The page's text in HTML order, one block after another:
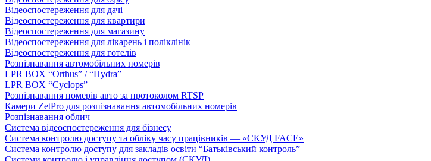
Відеоспостереження для дачі
Відеоспостереження для квартири
Відеоспостереження для магазину
Відеоспостереження для лікарень і поліклінік
Відеоспостереження для готелів
Розпізнавання автомобільних номерів
LPR BOX “Orthus” / “Hydra”
LPR BOX “Cyclops”
Розпізнавання номерів авто за протоколом RTSP
Камери ZetPro для розпізнавання автомобільних номерів
Розпізнавання облич
Система відеоспостереження для бізнесу
Система контролю доступу та обліку часу працівників — «СКУД FACE»
Система контролю доступу для закладів освіти “Батьківський контроль”